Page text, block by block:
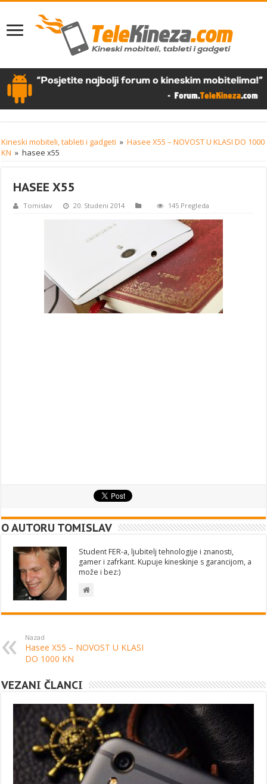
Kineski mobiteli, tableti i gadgeti » Hasee X55 – NOVOST U KLASI DO 1000
KN » hasee x55
HASEE X55
Tomislav 20. Studeni 2014 145 Pregleda
O AUTORU TOMISLAV
Student FER-a, ljubitelj tehnologije i znanosti,
gamer i zafrkant. Kupuje kineskinje s garancijom, a
može i bez:)
Nazad
Hasee X55 – NOVOST U KLASI
DO 1000 KN
VEZANI ČLANCI